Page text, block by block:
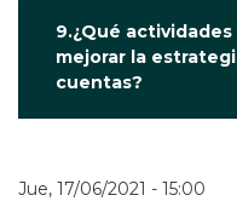
9.¿Qué
mejorar la
cuentas?
Jue, 17/06/2021 - 15:00